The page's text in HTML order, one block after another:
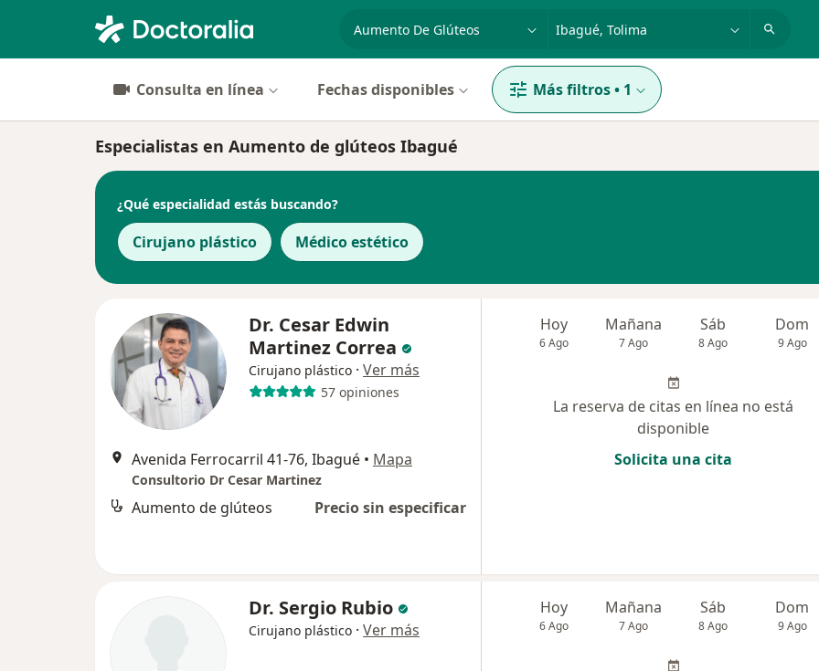
especialidad, enfermedad o nombre
p. ej. Bogotá
Consulta en línea Fechas disponibles Más filtros• 1
Especialistas en Aumento de glúteos Ibagué
¿Qué especialidad estás buscando?
Cirujano plástico Médico estético
Dr. Cesar Edwin
Martinez Correa
Cirujano plástico · Ver más
57 opiniones
Avenida Ferrocarril 41-76, Ibagué • Mapa
Consultorio Dr Cesar Martinez
Aumento de glúteos Precio sin especificar
Hoy
6 Ago
Mañana
7 Ago
Sáb
8 Ago
Dom
9 Ago
La reserva de citas en línea no está
disponible
Solicita una cita
Dr. Sergio Rubio
Cirujano plástico · Ver más
Hoy
6 Ago
Mañana
7 Ago
Sáb
8 Ago
Dom
9 Ago